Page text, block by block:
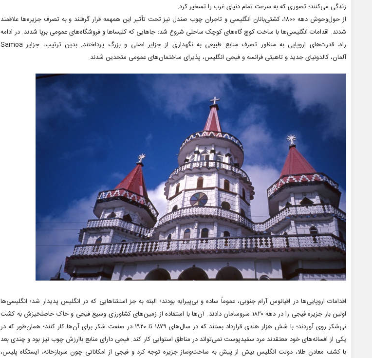
زندگی می‌کنند؛ تصوری که به سرعت تمام دنیای غرب را تسخیر کرد.
از حول‌وحوش دهه ۱۸۰۰، کشتی‌بانان انگلیسی و تاجران چوب صندل نیز تحت تأثیر این همهمه قرار گرفتند و به تصرف جزیره‌ها علاقمند
شدند. اقدامات انگلیسی‌ها با ساخت کوچ گاه‌های کوچک ساحلی شروع شد؛ جاهایی که کلیساها و فروشگاه‌های عمومی برپا شدند. در ادامه
راه، قدرت‌های اروپایی به منظور تصرف منابع طبیعی به نگهداری از جزایر اصلی و بزرگ پرداختند. بدین ترتیب، جزایر Samoa
آلمان، کالدونیای جدید و تاهیتی فرانسه و فیجی انگلیس، پذیرای ساختمان‌های عمومی متحدین شدند.
اقدامات اروپایی‌ها در اقیانوس آرام جنوبی، عموماً ساده و بی‌پیرایه بودند؛ البته به جز استثناهایی که در انگلیس پدیدار شد؛ انگلیسی‌ها
اولین بار جزیره فیجی را در دهه ۱۸۲۰ سروسامان دادند. آن‌ها با استفاده از زمین‌های کشاورزی وسیع فیجی و خاک حاصلخیزش به کشت
نی‌شکر روی آوردند؛ با شش هزار هندی قرارداد بستند که در سال‌های ۱۸۷۹ تا ۱۹۲۰ در صنعت شکر برای آن‌ها کار کنند؛ همان‌طور که در
یکی از افسانه‌های خود معتقدند مرد سفیدپوست نمی‌تواند در مناطق استوایی کار کند. فیجی دارای منابع باارزش چوب نیز بود و چندی بعد
با کشف معادن طلا، دولت انگلیس بیش از پیش به ساخت‌وساز جزیره توجه کرد و فیجی از امکاناتی چون سربازخانه، ایستگاه پلیس،